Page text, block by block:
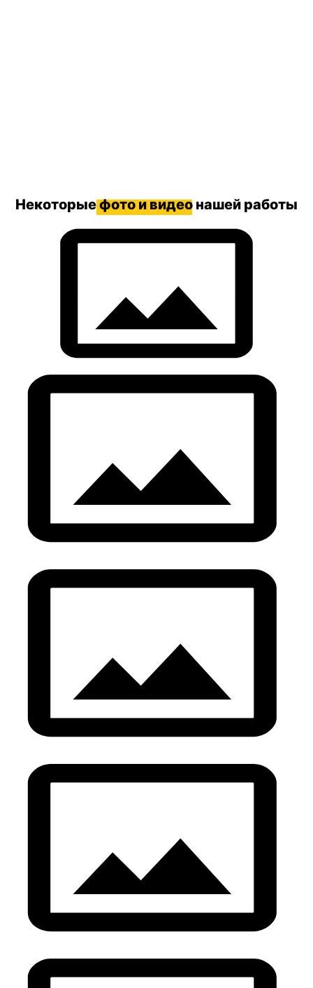
Некоторыефото и видео нашей работы